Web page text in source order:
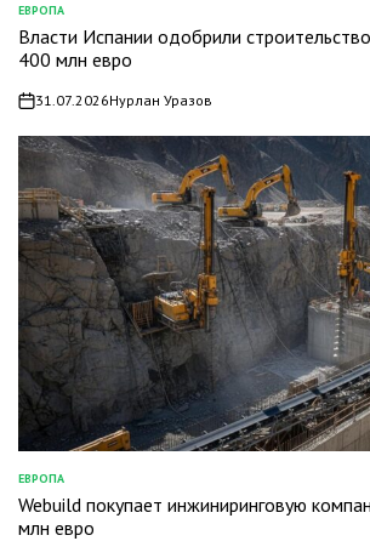
ОПУБЛИКОВАНО
В
ЕВРОПА
Власти Испании одобрили
400 млн евро
on31.07.2026Нурлан Уразов
ОПУБЛИКОВАНО
В
ЕВРОПА
Webuild покупает инжиниринговую
млн евро